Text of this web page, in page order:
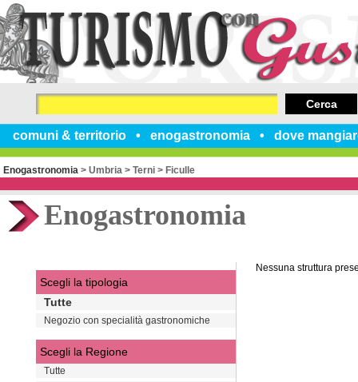
comuni & territorio enogastronomia dove
Cerca
Enogastronomia > Umbria > Terni > Ficulle
Enogastronomia
Nessuna struttura
Scegli la tipologia
Tutte
Negozio con specialità gastronomiche
Scegli la Regione
Tutte